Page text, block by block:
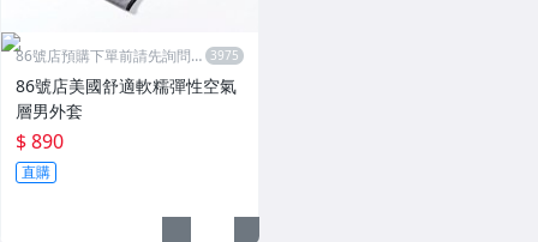
86號店預購下單前請先詢問數
86號店美國舒適軟糯彈性空氣
層男外套
$ 890
直購